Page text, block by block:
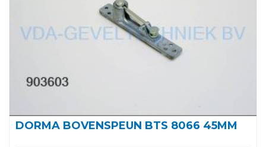
DORMA BOVENSPEUN BTS 8066 45MM